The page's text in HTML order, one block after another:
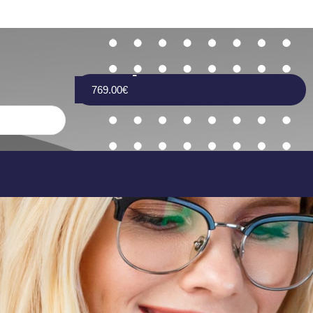
769.00€